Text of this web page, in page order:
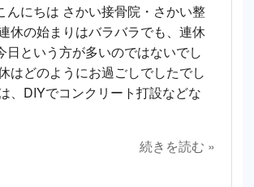
んにちは さかい接骨院・さかい整
休の始まりはバラバラでも、連休
日という方が多いのではないでし
はどのようにお過ごしでしたでし
、DIYでコンクリート打設などな
続きを読む »